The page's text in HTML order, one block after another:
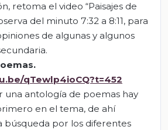
retoma el video “Paisajes de
del minuto 7:32 a 8:11, para
de algunas y algunos
qTewlp4ioCQ?t=452
una antología de poemas hay
en el tema, de ahí
búsqueda por los diferentes